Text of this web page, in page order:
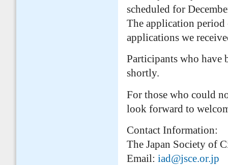
scheduled for
The application period
applications we
Participants who have
shortly.
For those who could
look forward to
Contact Information:
The Japan Society of
Email: iad@jsce.or.jp